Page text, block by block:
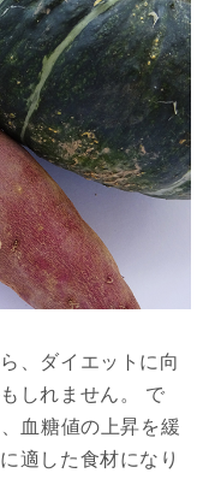
、ダイエットに向
しれません。 で
血糖値の上昇を緩
適した食材になり